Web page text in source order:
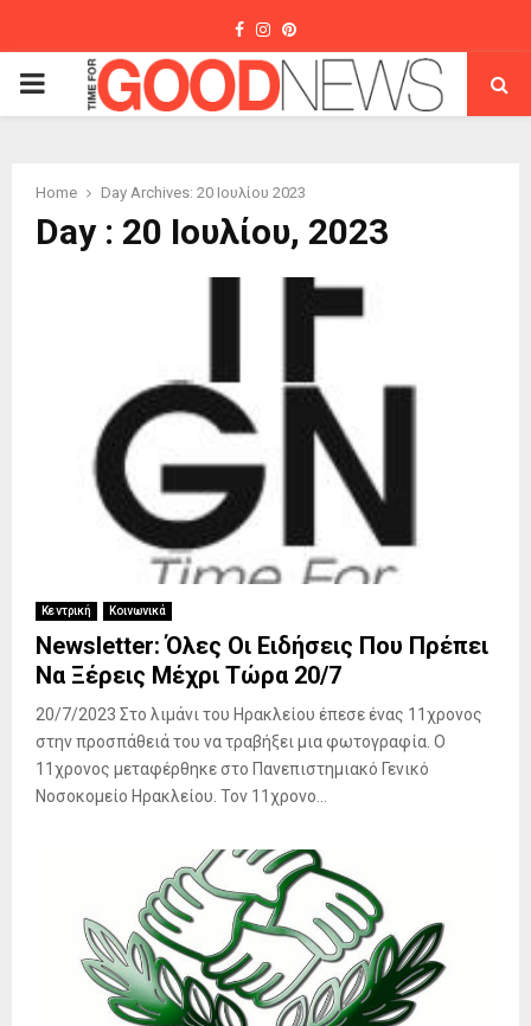
Facebook
Instagram
Pinterest
PRIMARY
Home Day Archives: 20 Ιουλίου 2023
Day : 20 Ιουλίου, 2023
Κεντρική Κοινωνικά
Newsletter: Όλες Οι Ειδήσεις Που Πρέπει
Να Ξέρεις Μέχρι Τώρα 20/7
20/7/2023 Στο λιμάνι του Ηρακλείου έπεσε ένας 11χρονος
στην προσπάθειά του να τραβήξει μια φωτογραφία. Ο
11χρονος μεταφέρθηκε στο Πανεπιστημιακό Γενικό
Νοσοκομείο Ηρακλείου. Τον 11χρονο...